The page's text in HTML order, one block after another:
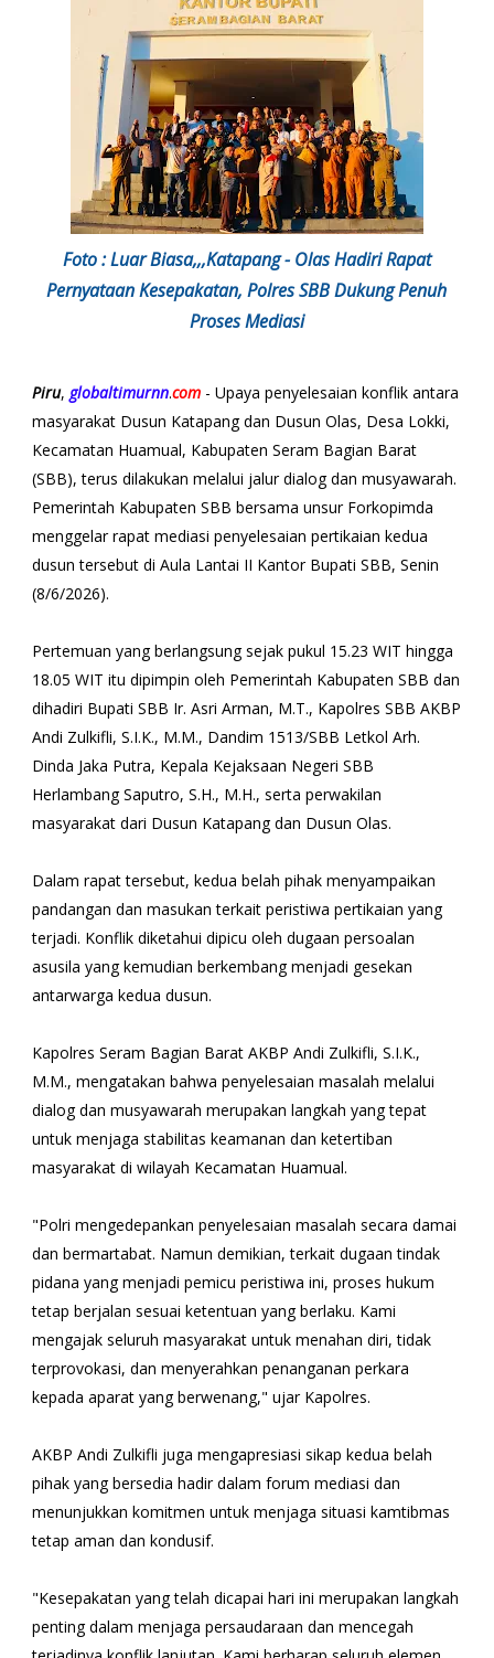
Foto : Luar Biasa,,,Katapang - Olas Hadiri Rapat
Pernyataan Kesepakatan, Polres SBB Dukung Penuh
Proses Mediasi
Piru, globaltimurnn.com- Upaya penyelesaian konflik antara
masyarakat Dusun Katapang dan Dusun Olas, Desa Lokki,
Kecamatan Huamual, Kabupaten Seram Bagian Barat
(SBB), terus dilakukan melalui jalur dialog dan musyawarah.
Pemerintah Kabupaten SBB bersama unsur Forkopimda
menggelar rapat mediasi penyelesaian pertikaian kedua
dusun tersebut di Aula Lantai II Kantor Bupati SBB, Senin
(8/6/2026).
Pertemuan yang berlangsung sejak pukul 15.23 WIT hingga
18.05 WIT itu dipimpin oleh Pemerintah Kabupaten SBB dan
dihadiri Bupati SBB Ir. Asri Arman, M.T., Kapolres SBB AKBP
Andi Zulkifli, S.I.K., M.M., Dandim 1513/SBB Letkol Arh.
Dinda Jaka Putra, Kepala Kejaksaan Negeri SBB
Herlambang Saputro, S.H., M.H., serta perwakilan
masyarakat dari Dusun Katapang dan Dusun Olas.
Dalam rapat tersebut, kedua belah pihak menyampaikan
pandangan dan masukan terkait peristiwa pertikaian yang
terjadi. Konflik diketahui dipicu oleh dugaan persoalan
asusila yang kemudian berkembang menjadi gesekan
antarwarga kedua dusun.
Kapolres Seram Bagian Barat AKBP Andi Zulkifli, S.I.K.,
M.M., mengatakan bahwa penyelesaian masalah melalui
dialog dan musyawarah merupakan langkah yang tepat
untuk menjaga stabilitas keamanan dan ketertiban
masyarakat di wilayah Kecamatan Huamual.
"Polri mengedepankan penyelesaian masalah secara damai
dan bermartabat. Namun demikian, terkait dugaan tindak
pidana yang menjadi pemicu peristiwa ini, proses hukum
tetap berjalan sesuai ketentuan yang berlaku. Kami
mengajak seluruh masyarakat untuk menahan diri, tidak
terprovokasi, dan menyerahkan penanganan perkara
kepada aparat yang berwenang," ujar Kapolres.
AKBP Andi Zulkifli juga mengapresiasi sikap kedua belah
pihak yang bersedia hadir dalam forum mediasi dan
menunjukkan komitmen untuk menjaga situasi kamtibmas
tetap aman dan kondusif.
"Kesepakatan yang telah dicapai hari ini merupakan langkah
penting dalam menjaga persaudaraan dan mencegah